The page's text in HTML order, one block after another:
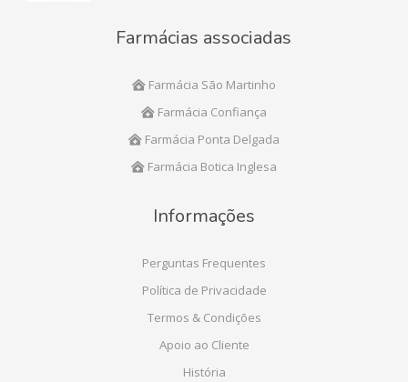
Farmácias associadas
Farmácia São Martinho
Farmácia Confiança
Farmácia Ponta Delgada
Farmácia Botica Inglesa
Informações
Perguntas Frequentes
Política de Privacidade
Termos & Condições
Apoio ao Cliente
História